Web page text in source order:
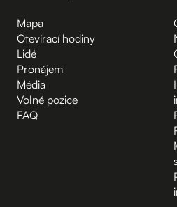
Mapa
Otevírací hodiny
Lidé
Pronájem
Média
Volné pozice
FAQ